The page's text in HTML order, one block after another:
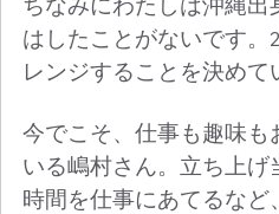
ちなみにわたしは沖縄出
はしたことがないです。
レンジすることを決めて
今でこそ、仕事も趣味も
いる嶋村さん。立ち上げ
時間を仕事にあてるなど